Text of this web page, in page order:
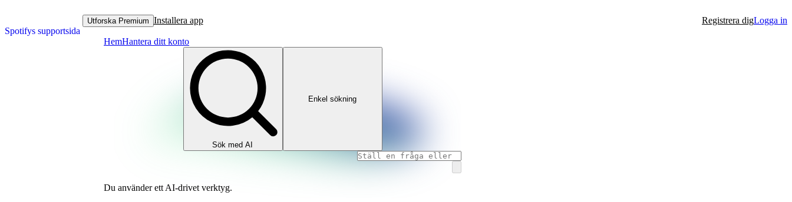
Spotifys supportsida
Utforska Premium Installera app Registrera digLogga in
HemHantera ditt konto
Sök med AI
Enkel sökning
Du använder ett AI‑drivet verktyg.